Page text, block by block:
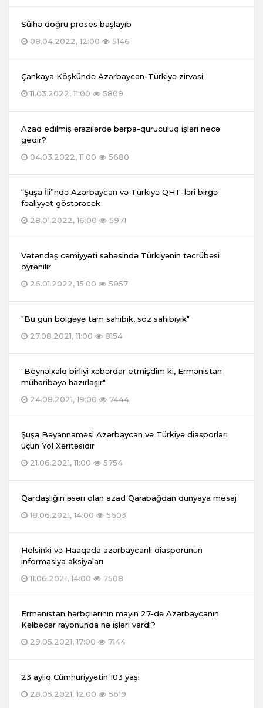
Sülhə doğru proses başlayıb
08.04.2022, 12:00
5146
Çankaya Köşkündə Azərbaycan-Türkiyə zirvəsi
11.03.2022, 11:00
5809
Azad edilmiş ərazilərdə bərpa-quruculuq işləri necə
gedir?
04.03.2022, 11:00
5680
“Şuşa İli”ndə Azərbaycan və Türkiyə QHT-ləri birgə
fəaliyyət göstərəcək
28.01.2022, 16:00
5971
Vətəndaş cəmiyyəti sahəsində Türkiyənin təcrübəsi
öyrənilir
26.01.2022, 15:00
5857
"Bu gün bölgəyə tam sahibik, söz sahibiyik"
27.08.2021, 11:00
8154
"Beynəlxalq birliyi xəbərdar etmişdim ki, Ermənistan
müharibəyə hazırlaşır"
24.08.2021, 19:00
7444
Şuşa Bəyannaməsi Azərbaycan və Türkiyə diasporları
üçün Yol Xəritəsidir
21.06.2021, 11:00
5754
Qardaşlığın əsəri olan azad Qarabağdan dünyaya mesaj
18.06.2021, 14:00
5603
Helsinki və Haaqada azərbaycanlı diasporunun
informasiya aksiyaları
11.06.2021, 14:00
7508
Ermənistan hərbçilərinin mayın 27-də Azərbaycanın
Kəlbəcər rayonunda nə işləri vardı?
29.05.2021, 17:00
7144
23 aylıq Cümhuriyyətin 103 yaşı
28.05.2021, 12:00
5619